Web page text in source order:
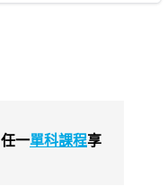
任一單科課程享